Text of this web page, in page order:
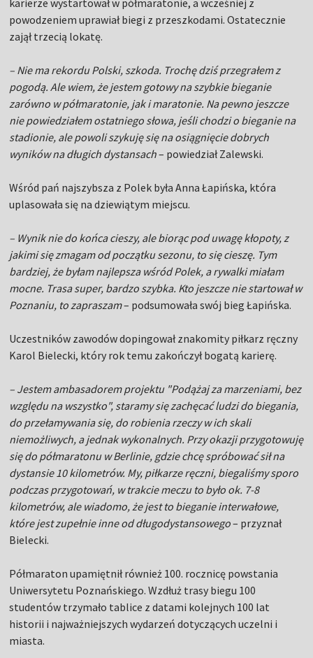
karierze wystartował w półmaratonie, a wcześniej z
powodzeniem uprawiał biegi z przeszkodami. Ostatecznie
zajął trzecią lokatę.
– Nie ma rekordu Polski, szkoda. Trochę dziś przegrałem z
pogodą. Ale wiem, że jestem gotowy na szybkie bieganie
zarówno w półmaratonie, jak i maratonie. Na pewno jeszcze
nie powiedziałem ostatniego słowa, jeśli chodzi o bieganie na
stadionie, ale powoli szykuję się na osiągnięcie dobrych
wyników na długich dystansach– powiedział Zalewski.
Wśród pań najszybsza z Polek była Anna Łapińska, która
uplasowała się na dziewiątym miejscu.
– Wynik nie do końca cieszy, ale biorąc pod uwagę kłopoty, z
jakimi się zmagam od początku sezonu, to się cieszę. Tym
bardziej, że byłam najlepsza wśród Polek, a rywalki miałam
mocne. Trasa super, bardzo szybka. Kto jeszcze nie startował w
Poznaniu, to zapraszam– podsumowała swój bieg Łapińska.
Uczestników zawodów dopingował znakomity piłkarz ręczny
Karol Bielecki, który rok temu zakończył bogatą karierę.
– Jestem ambasadorem projektu "Podążaj za marzeniami, bez
względu na wszystko", staramy się zachęcać ludzi do biegania,
do przełamywania się, do robienia rzeczy w ich skali
niemożliwych, a jednak wykonalnych. Przy okazji przygotowuję
się do półmaratonu w Berlinie, gdzie chcę spróbować sił na
dystansie 10 kilometrów. My, piłkarze ręczni, biegaliśmy sporo
podczas przygotowań, w trakcie meczu to było ok. 7-8
kilometrów, ale wiadomo, że jest to bieganie interwałowe,
które jest zupełnie inne od długodystansowego– przyznał
Bielecki.
Półmaraton upamiętnił również 100. rocznicę powstania
Uniwersytetu Poznańskiego. Wzdłuż trasy biegu 100
studentów trzymało tablice z datami kolejnych 100 lat
historii i najważniejszych wydarzeń dotyczących uczelni i
miasta.